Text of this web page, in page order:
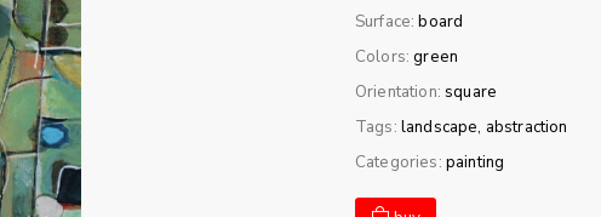
Surface:board
Colors:green
Orientation:square
Tags: landscape abstraction
Categories: painting